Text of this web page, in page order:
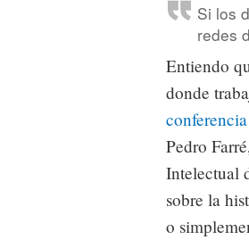
Si los
redes
Entiendo
donde
conferencia
Pedro
Intelectual
sobre la
o